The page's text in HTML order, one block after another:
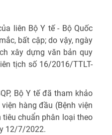
liên Bộ Y tế - Bộ Quốc
bất cập; do vậy, ngày
xây dựng văn bản quy
tịch số 16/2016/TTLT-
Bộ Y tế đã tham khảo
hàng đầu (Bệnh viện
tiêu chuẩn phân loại theo
12/7/2022.